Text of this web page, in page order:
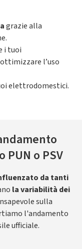
grazie alla
i tuoi
l’uso
elettrodomestici.
o PSV
da tanti
la variabilità dei
sulla
l'andamento
ufficiale.